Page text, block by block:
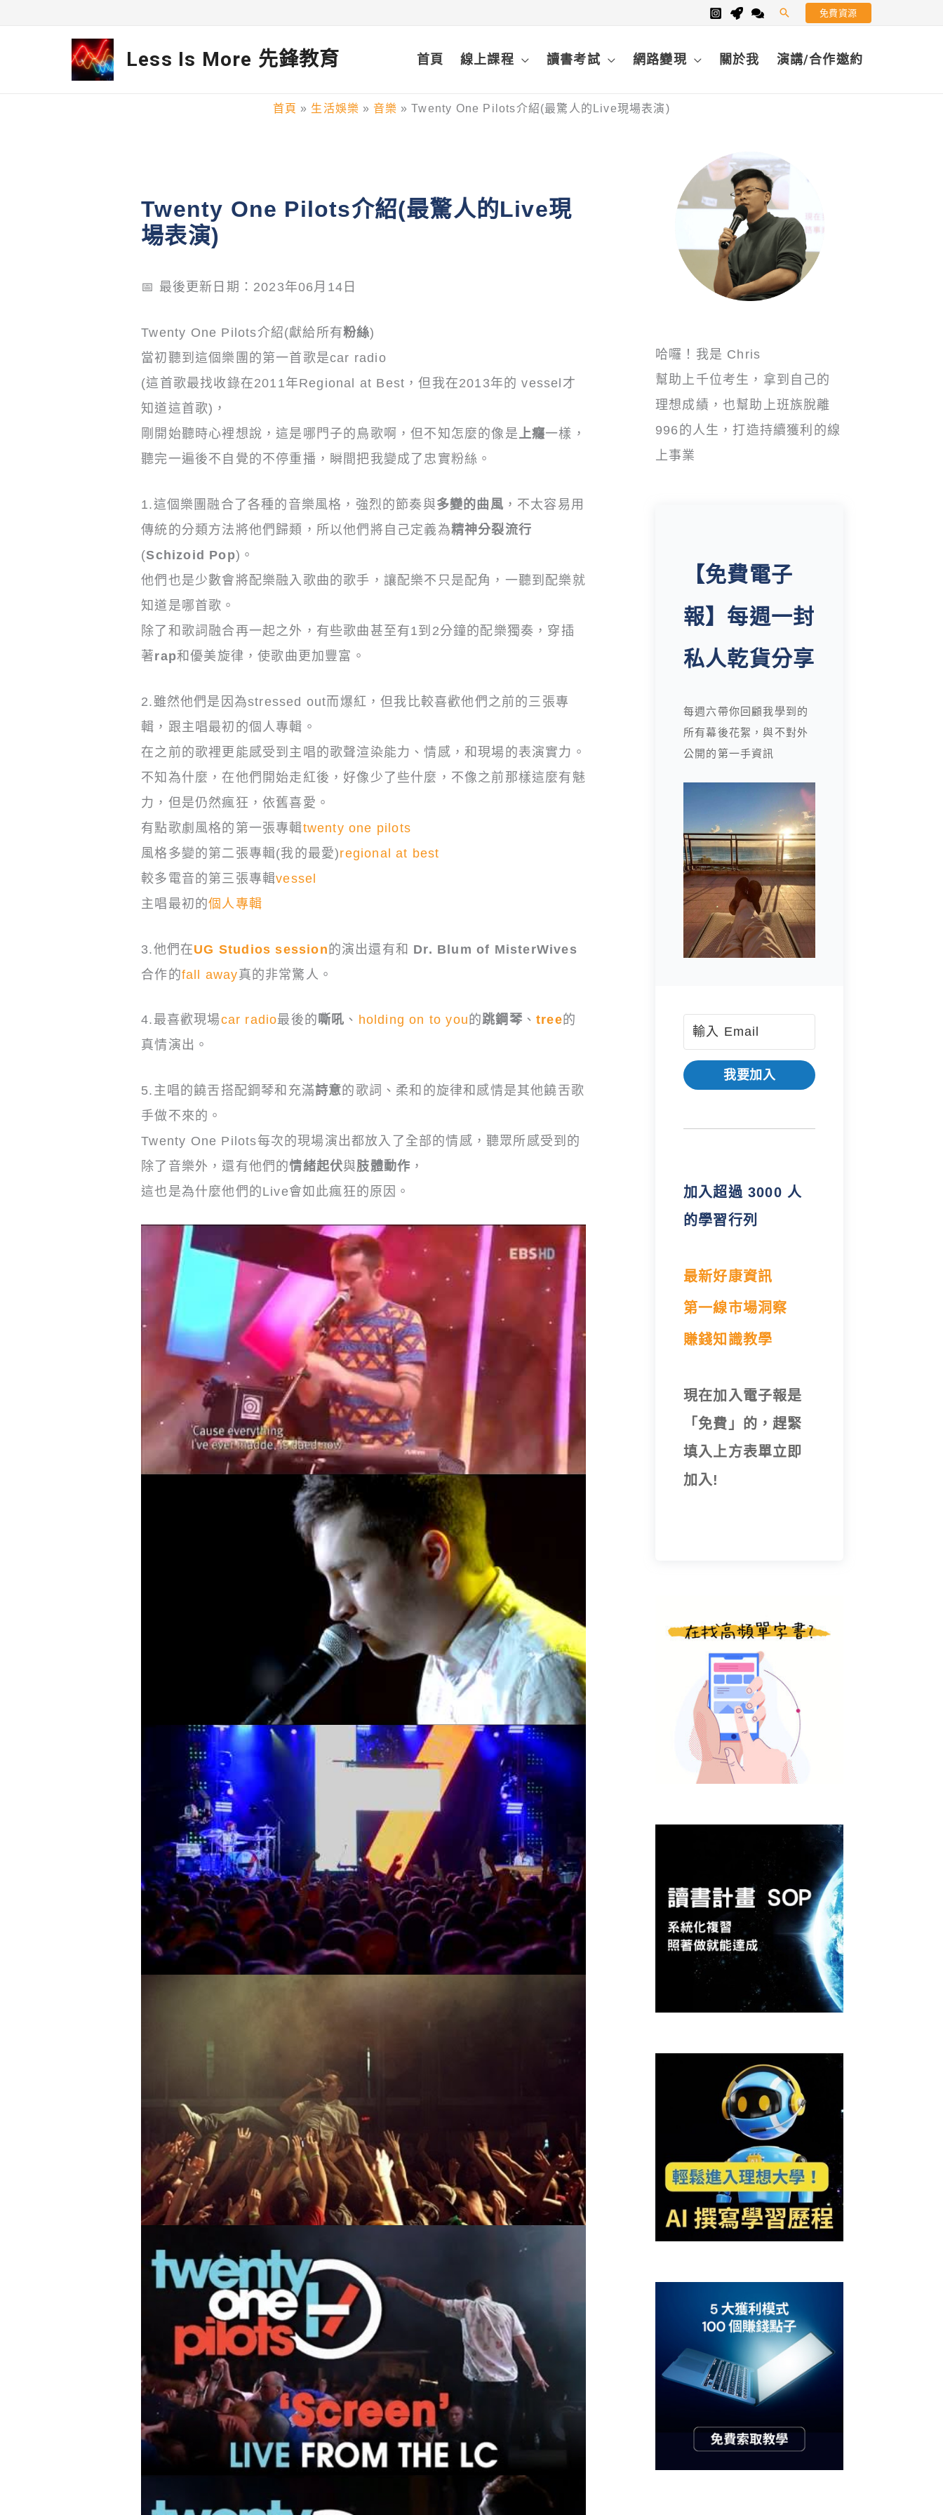
搜
免費資源
Less Is More 先鋒教育 首頁 線上課程 讀書考試 網路變現 關於我 演講/合作邀約
首頁 生活娛樂 音樂 Twenty One Pilots介紹(最驚人的Live現場表演)
Twenty One Pilots介紹(最驚人的Live現
場表演)
📅 最後更新日期：2023年06月14日
Twenty One Pilots介紹(獻給所有粉絲)
當初聽到這個樂團的第一首歌是car radio
(這首歌最找收錄在2011年Regional at Best，但我在2013年的 vessel才
知道這首歌)，
剛開始聽時心裡想說，這是哪門子的鳥歌啊，但不知怎麼的像是上癮一樣，
聽完一遍後不自覺的不停重播，瞬間把我變成了忠實粉絲。
1.這個樂團融合了各種的音樂風格，強烈的節奏與多變的曲風 ，不太容易用
傳統的分類方法將他們歸類，所以他們將自己定義為精神分裂流行
(Schizoid Pop)。
他們也是少數會將配樂融入歌曲的歌手，讓配樂不只是配角，一聽到配樂就
知道是哪首歌。
除了和歌詞融合再一起之外，有些歌曲甚至有1到2分鐘的配樂獨奏，穿插
著rap和優美旋律，使歌曲更加豐富。
2.雖然他們是因為stressed out而爆紅，但我比較喜歡他們之前的三張專
輯，跟主唱最初的個人專輯。
在之前的歌裡更能感受到主唱的歌聲渲染能力、情感，和現場的表演實力。
不知為什麼，在他們開始走紅後，好像少了些什麼，不像之前那樣這麼有魅
力，但是仍然瘋狂，依舊喜愛。
有點歌劇風格的第一張專輯twenty one pilots
風格多變的第二張專輯(我的最愛)regional at best
較多電音的第三張專輯vessel
主唱最初的個人專輯
3.他們在UG Studios session的演出還有和 Dr. Blum of MisterWives
合作的fall away真的非常驚人。
4.最喜歡現場car radio最後的嘶吼 、 holding on to you 的跳鋼琴、tree的
真情演出。
5.主唱的饒舌搭配鋼琴和充滿詩意的歌詞、柔和的旋律和感情是其他饒舌歌
手做不來的。
Twenty One Pilots每次的現場演出都放入了全部的情感，聽眾所感受到的
除了音樂外，還有他們的情緒起伏與肢體動作 ，
這也是為什麼他們的Live會如此瘋狂的原因。
哈囉！我是 Chris
幫助上千位考生，拿到自己的
理想成績，也幫助上班族脫離
996的人生，打造持續獲利的線
上事業
【免費電子
報】每週一封
私人乾貨分享
每週六帶你回顧我學到的
所有幕後花絮，與不對外
公開的第一手資訊
我要加入
加入超過 3000 人
的學習行列
最新好康資訊
第一線市場洞察
賺錢知識教學
現在加入電子報是
「免費」的，趕緊
填入上方表單立即
加入!